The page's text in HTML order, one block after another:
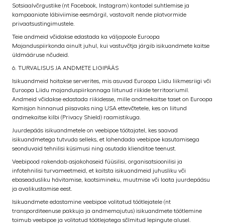
Sotsiaalvõrgustike (nt Facebook, Instagram) kontodel suhtlemise ja
kampaaniate läbiviimise eesmärgil, vastavalt nende platvormide
privaatsustingimustele.
Teie andmeid võidakse edastada ka väljapoole Euroopa
Majanduspiirkonda ainult juhul, kui vastuvõtja järgib isikuandmete kaitse
üldmääruse nõudeid.
6. TURVALISUS JA ANDMETE LIGIPÄÄS
Isikuandmeid hoitakse serverites, mis asuvad Euroopa Liidu liikmesriigi või
Euroopa Liidu majanduspiirkonnaga liitunud riikide territooriumil.
Andmeid võidakse edastada riikidesse, mille andmekaitse taset on Euroopa
Komisjon hinnanud piisavaks ning USA ettevõtetele, kes on liitund
andmekaitse kilbi (Privacy Shield) raamistikuga.
Juurdepääs isikuandmetele on veebipoe töötajatel, kes saavad
isikuandmetega tutvuda selleks, et lahendada veebipoe kasutamisega
seonduvaid tehnilisi küsimusi ning osutada klienditoe teenust.
Veebipood rakendab asjakohaseid füüsilisi, organisatsioonilisi ja
infotehnilisi turvameetmeid, et kaitsta isikuandmeid juhusliku või
ebaseadusliku hävitamise, kaotsimineku, muutmise või loata juurdepääsu
ja avalikustamise eest.
Isikuandmete edastamine veebipoe volitatud töötlejatele (nt
transporditeenuse pakkuja ja andmemajutus) isikuandmete töötlemine
toimub veebipoe ja volitatud töötlejatega sõlmitud lepingute alusel.